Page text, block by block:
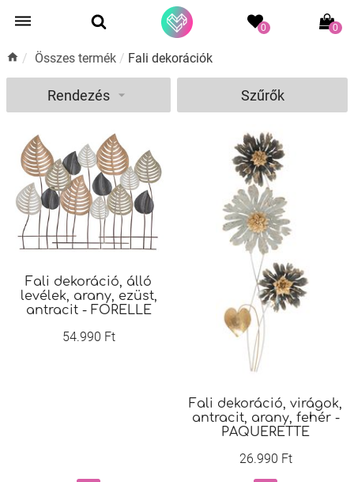
0 0
/ Összes termék / Fali dekorációk
Rendezés Szűrők
Fali dekoráció, álló
levélek, arany, ezüst,
antracit - FORELLE
54.990 Ft
Fali dekoráció, virágok,
antracit, arany, fehér -
PAQUERETTE
26.990 Ft